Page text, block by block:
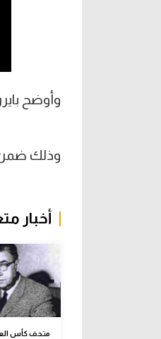
وأوضح
وذلك ضمن
أخبار
متحف كأس